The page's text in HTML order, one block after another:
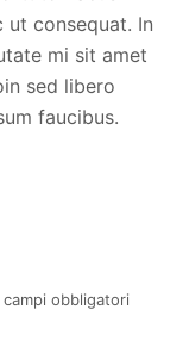
consequat. In
mi sit amet
sed libero
faucibus.
campi obbligatori